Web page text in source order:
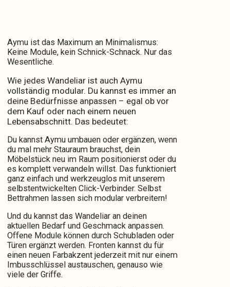
Aymu ist das Maximum an Minimalismus:
Keine Module, kein Schnick-Schnack. Nur das
Wesentliche.
Wie jedes Wandeliar ist auch Aymu
vollständig modular. Du kannst es immer an
deine Bedürfnisse anpassen – egal ob vor
dem Kauf oder nach einem neuen
Lebensabschnitt. Das bedeutet:
Du kannst Aymu umbauen oder ergänzen, wenn
du mal mehr Stauraum brauchst, dein
Möbelstück neu im Raum positionierst oder du
es komplett verwandeln willst. Das funktioniert
ganz einfach und werkzeuglos mit unserem
selbstentwickelten Click-Verbinder. Selbst
Bettrahmen lassen sich modular verbreitern!
Und du kannst das Wandeliar an deinen
aktuellen Bedarf und Geschmack anpassen.
Offene Module können durch Schubladen oder
Türen ergänzt werden. Fronten kannst du für
einen neuen Farbakzent jederzeit mit nur einem
Imbusschlüssel austauschen, genauso wie
viele der Griffe.